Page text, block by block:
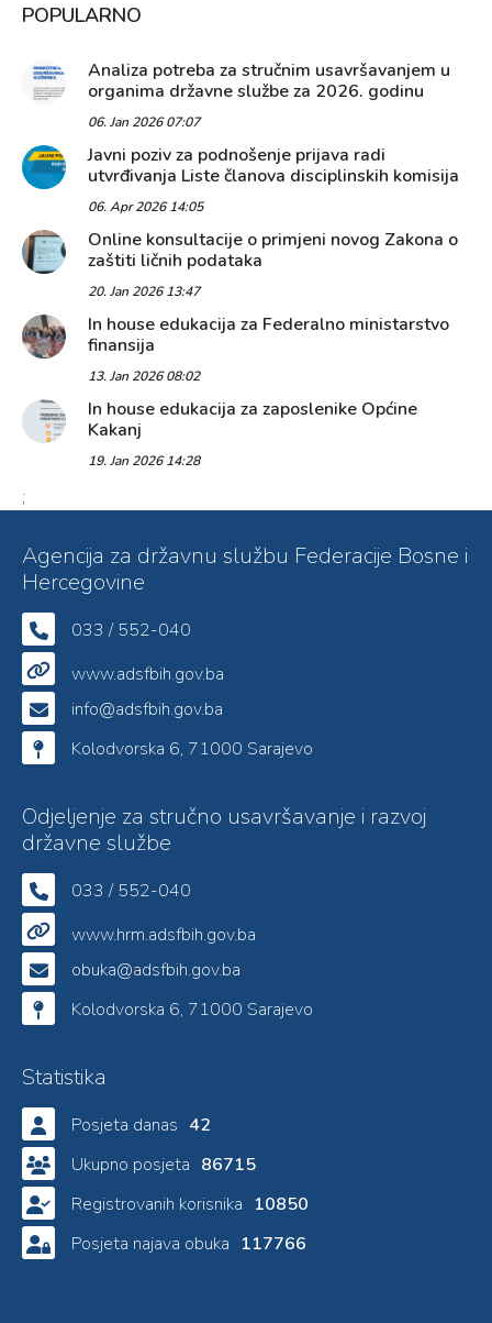
POPULARNO
Analiza potreba za stručnim usavršavanjem u
organima državne službe za 2026. godinu
06. Jan 2026 07:07
Javni poziv za podnošenje prijava radi
utvrđivanja Liste članova disciplinskih komisija
06. Apr 2026 14:05
Online konsultacije o primjeni novog Zakona o
zaštiti ličnih podataka
20. Jan 2026 13:47
In house edukacija za Federalno ministarstvo
finansija
13. Jan 2026 08:02
In house edukacija za zaposlenike Općine
Kakanj
19. Jan 2026 14:28
;
Agencija za državnu službu Federacije Bosne i
Hercegovine
033 / 552-040
www.adsfbih.gov.ba
info@adsfbih.gov.ba
Kolodvorska 6, 71000 Sarajevo
Odjeljenje za stručno usavršavanje i razvoj
državne službe
033 / 552-040
www.hrm.adsfbih.gov.ba
obuka@adsfbih.gov.ba
Kolodvorska 6, 71000 Sarajevo
Statistika
Posjeta danas 42
Ukupno posjeta 86715
Registrovanih korisnika 10850
Posjeta najava obuka 117766